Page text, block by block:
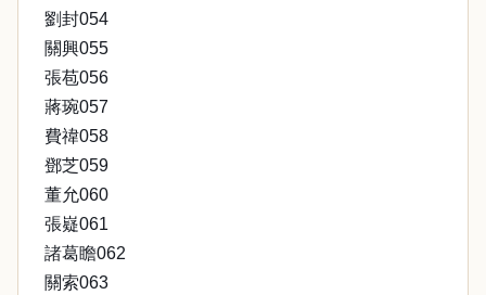
劉封054
關興055
張苞056
蔣琬057
費禕058
鄧芝059
董允060
張嶷061
諸葛瞻062
關索063